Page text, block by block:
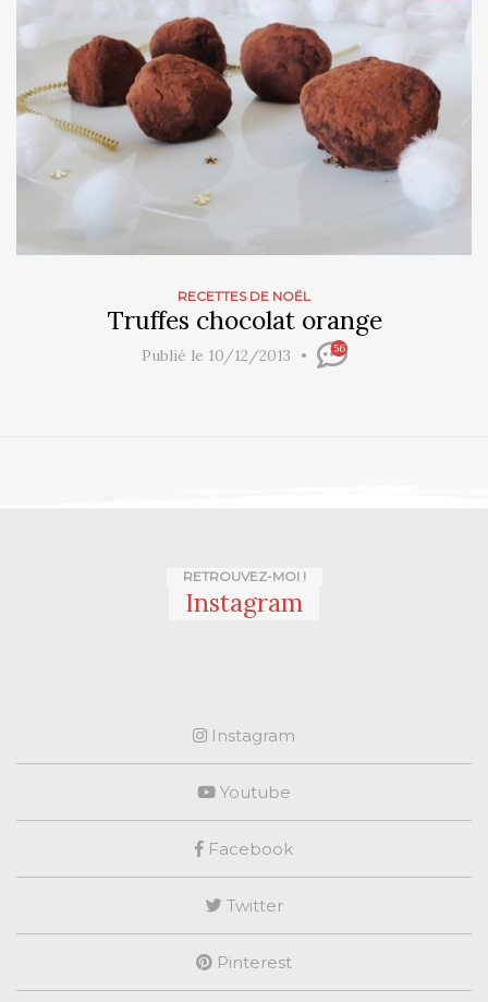
RECETTES DE NOËL
Truffes chocolat orange
Publié le 10/12/2013 56
RETROUVEZ-MOI !
Instagram
Instagram
Youtube
Facebook
Twitter
Pinterest